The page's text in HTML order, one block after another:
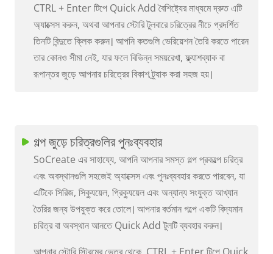
CTRL + Enter টিপে Quick Add বৈশিষ্ট্যের মাধ্যমে দ্রুত এটি
অ্যাক্সেস করুন, অথবা আপনার স্টোরি টুলবারে চরিত্রের নীচে প্রদর্শিত
তিনটি বিন্দুতে ক্লিক করুন। আপনি কতগুলি ভেরিয়েশন তৈরি করতে পারেন
তার কোনও সীমা নেই, যার ফলে বিভিন্ন সময়রেখা, ফ্ল্যাশব্যাক বা
রূপান্তর জুড়ে আপনার চরিত্রের বিকাশ ট্র্যাক করা সহজ হয়।
গল্প জুড়ে চরিত্রগুলির পুনঃব্যবহার
SoCreate এর সাহায্যে, আপনি আপনার সমস্ত গল্প প্রকল্পে চরিত্র
এবং অবস্থানগুলি সহজেই অ্যাক্সেস এবং পুনঃব্যবহার করতে পারবেন, যা
এটিকে সিরিজ, সিক্যুয়েল, প্রিক্যুয়েল এবং অন্যান্য সংযুক্ত আখ্যান
তৈরির জন্য উপযুক্ত করে তোলে। আপনার বর্তমান গল্পে একটি বিদ্যমান
চরিত্র বা অবস্থান আনতে Quick Add টুলটি ব্যবহার করুন।
আপনার স্টোরি স্ট্রিমের ভেতর থেকে, CTRL + Enter টিপে Quick